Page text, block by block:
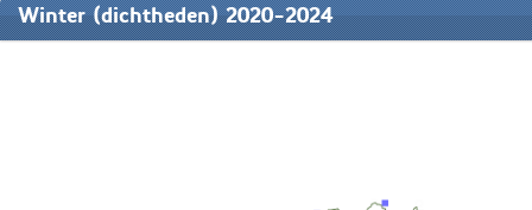
Winter (dichtheden) 2020-2024